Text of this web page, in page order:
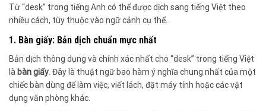
Từ “desk” trong tiếng Anh có thể được dịch sang tiếng Việt theo
nhiều cách, tùy thuộc vào ngữ cảnh cụ thể.
1. Bàn giấy: Bản dịch chuẩn mực nhất
Bản dịch thông dụng và chính xác nhất cho “desk” trong tiếng Việt
là bàn giấy . Đây là thuật ngữ bao hàm ý nghĩa chung nhất của một
chiếc bàn dùng để làm việc, viết lách, đặt máy tính hoặc các vật
dụng văn phòng khác.